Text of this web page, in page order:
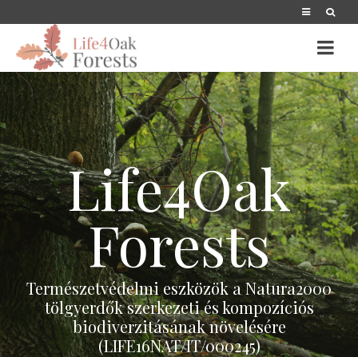
Life4Oak
Forests
Természetvédelmi eszközök a Natura2000
tölgyerdők szerkezeti és kompozíciós
biodiverzitásának növelésére
(LIFE16NAT/IT/000245)